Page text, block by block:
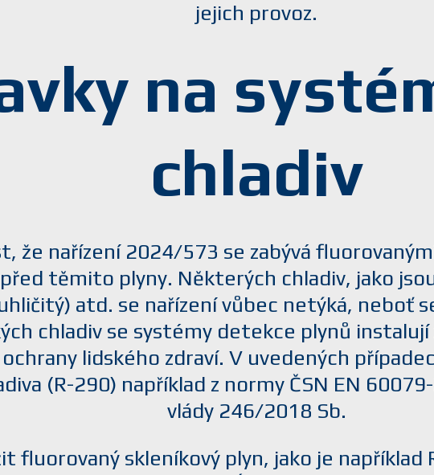
jejich provoz.
na
chladiv
že nařízení 2024/573 se zabývá
těmito plyny. Některých chladiv, jako
atd. se nařízení vůbec netýká, neboť
chladiv se systémy detekce plynů
lidského zdraví. V uvedených
(R-290) například z normy ČSN EN
vlády 246/2018 Sb.
fluorovaný skleníkový plyn, jako je například